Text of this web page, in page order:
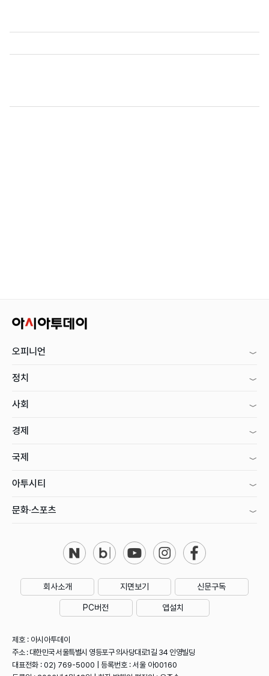
오피니언
정치
사회
경제
국제
아투시티
문화·스포츠
회사소개 지면보기 신문구독
PC버전 앱설치
제호 : 아시아투데이
주소 : 대한민국 서울특별시 영등포구 의사당대로1길 34 인영빌딩
대표전화 : 02) 769-5000 | 등록번호 : 서울 아00160